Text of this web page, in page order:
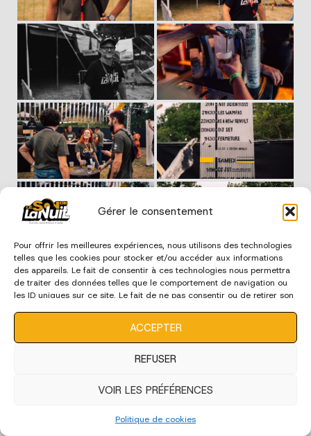
Gérer le consentement
Pour offrir les meilleures expériences, nous utilisons des technologies
telles que les cookies pour stocker et/ou accéder aux informations
des appareils. Le fait de consentir à ces technologies nous permettra
de traiter des données telles que le comportement de navigation ou
les ID uniques sur ce site. Le fait de ne pas consentir ou de retirer son
ACCEPTER
REFUSER
VOIR LES PRÉFÉRENCES
Politique de cookies